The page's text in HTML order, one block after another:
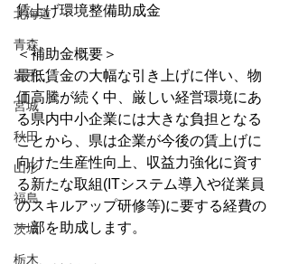
北海道
青森
岩手
宮城
秋田
山形
福島
茨城
栃木
賃上げ環境整備助成金
＜補助金概要＞
最低賃金の大幅な引き上げに伴い、物
価高騰が続く中、厳しい経営環境にあ
る県内中小企業には大きな負担となる
ことから、県は企業が今後の賃上げに
向けた生産性向上、収益力強化に資す
る新たな取組(ITシステム導入や従業員
のスキルアップ研修等)に要する経費の
一部を助成します。